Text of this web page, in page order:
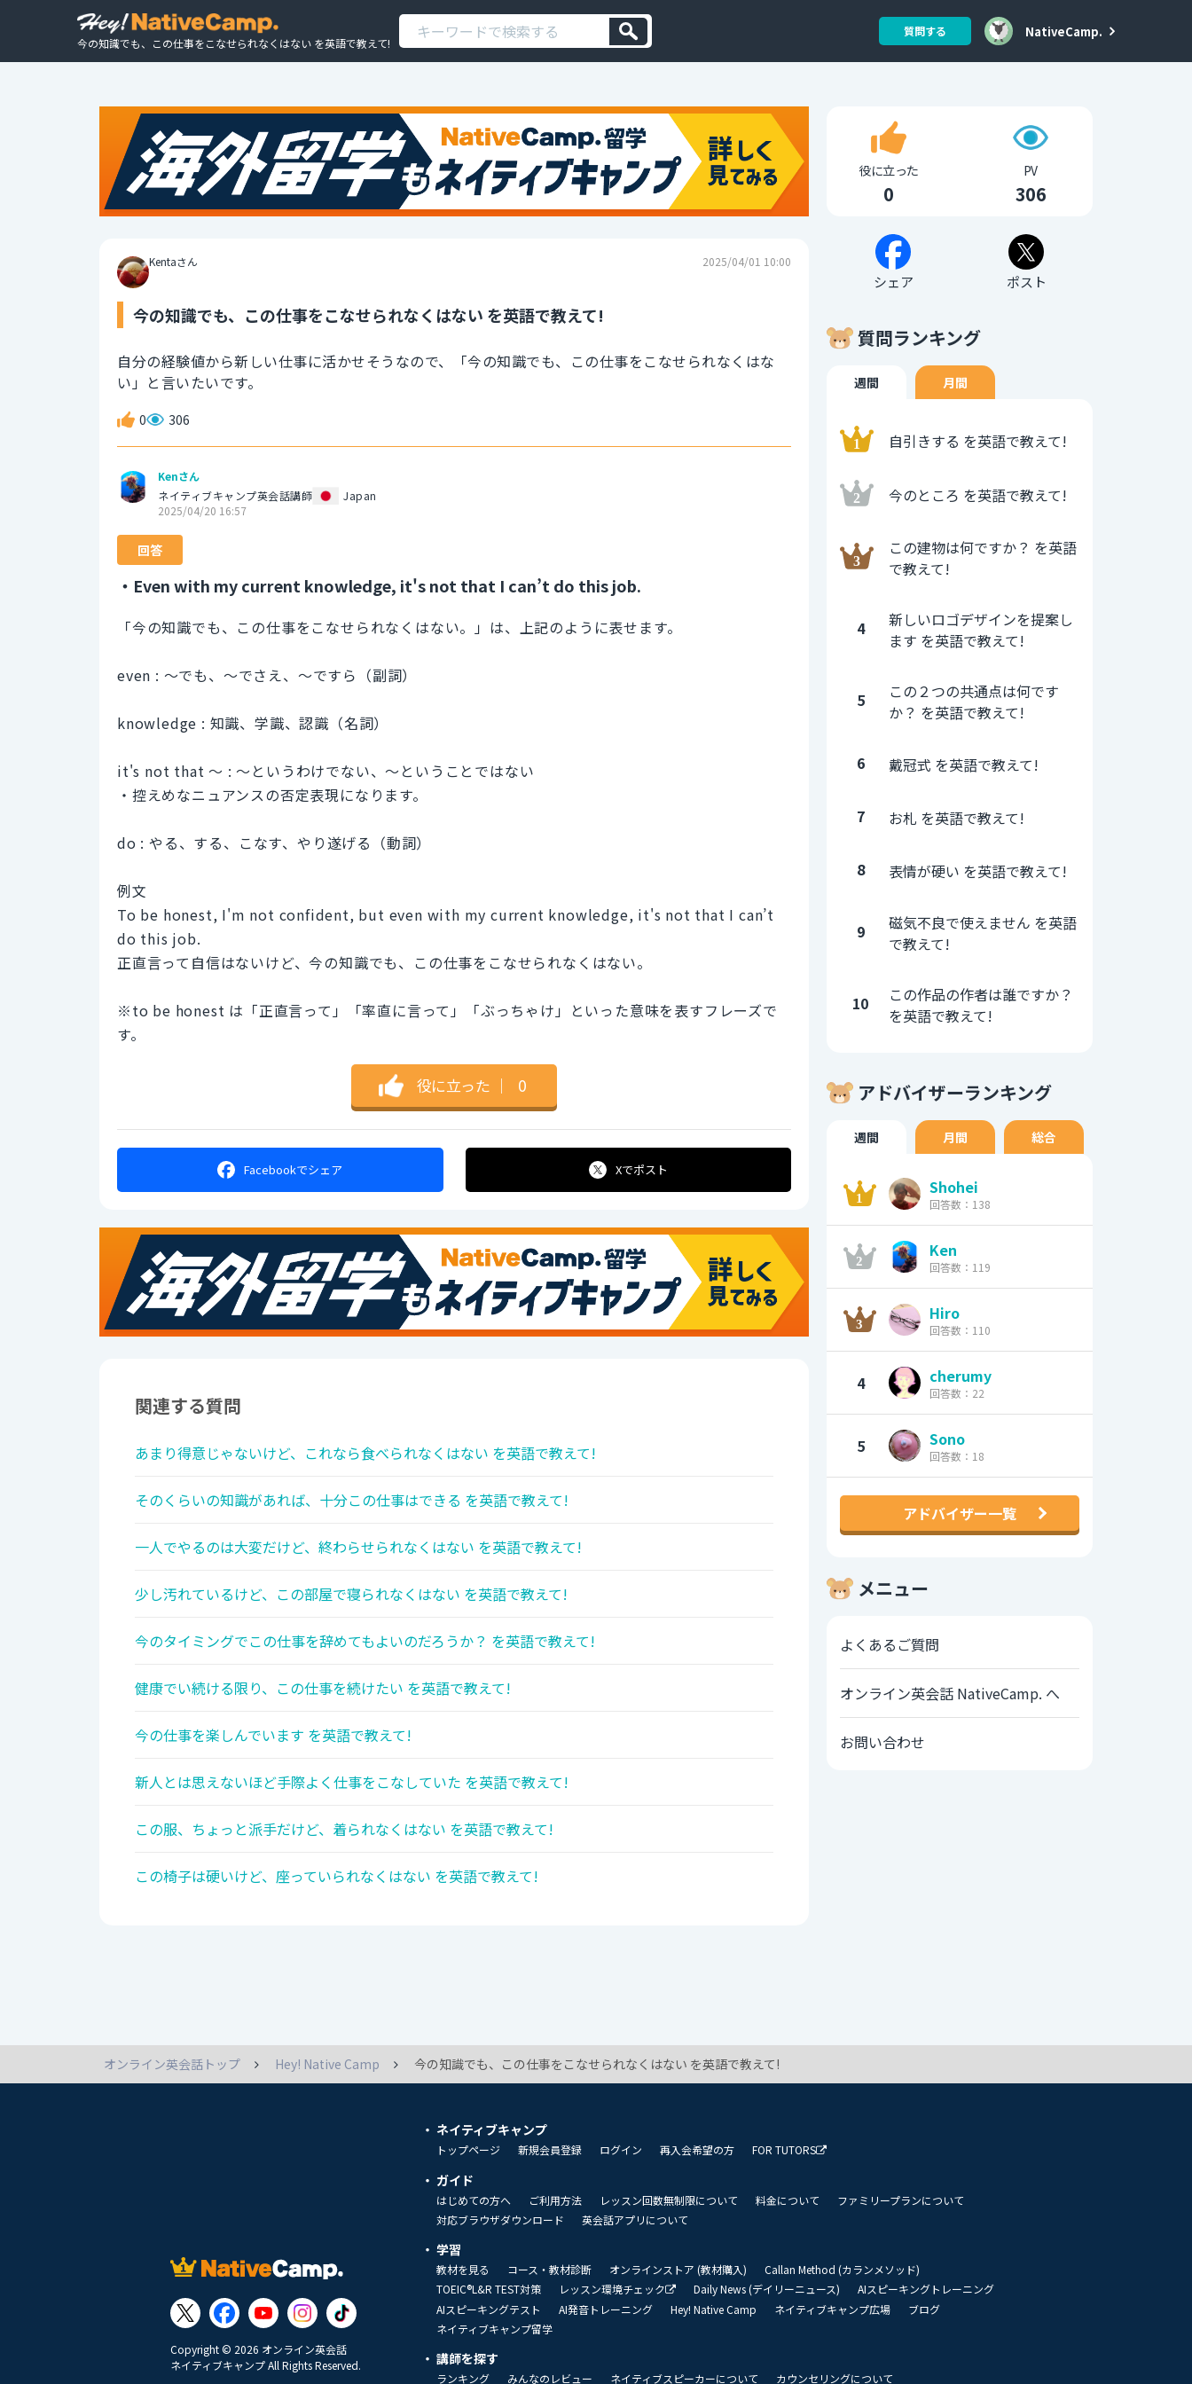
今の知識でも、この仕事をこなせられなくはない を英語で教えて!
質問する NativeCamp.
Kentaさん 2025/04/01 10:00
今の知識でも、この仕事をこなせられなくはない を英語で教えて!
自分の経験値から新しい仕事に活かせそうなので、「今の知識でも、この仕事をこなせられなくはな
い」と言いたいです。
0 306
Kenさん
ネイティブキャンプ英会話講師
Japan
2025/04/20 16:57
回答
・Even with my current knowledge, it's not that I can’t do this job.
「今の知識でも、この仕事をこなせられなくはない。」は、上記のように表せます。
even : 〜でも、〜でさえ、〜ですら（副詞）
knowledge : 知識、学識、認識（名詞）
it's not that 〜 : 〜というわけでない、〜ということではない
・控えめなニュアンスの否定表現になります。
do : やる、する、こなす、やり遂げる（動詞）
例文
To be honest, I'm not confident, but even with my current knowledge, it's not that I can’t
do this job.
正直言って自信はないけど、今の知識でも、この仕事をこなせられなくはない。
※to be honest は「正直言って」「率直に言って」「ぶっちゃけ」といった意味を表すフレーズで
す。
役に立った ｜ 0
Facebookでシェア Xでポスト
関連する質問
あまり得意じゃないけど、これなら食べられなくはない を英語で教えて!
そのくらいの知識があれば、十分この仕事はできる を英語で教えて!
一人でやるのは大変だけど、終わらせられなくはない を英語で教えて!
少し汚れているけど、この部屋で寝られなくはない を英語で教えて!
今のタイミングでこの仕事を辞めてもよいのだろうか？ を英語で教えて!
健康でい続ける限り、この仕事を続けたい を英語で教えて!
今の仕事を楽しんでいます を英語で教えて!
新人とは思えないほど手際よく仕事をこなしていた を英語で教えて!
この服、ちょっと派手だけど、着られなくはない を英語で教えて!
この椅子は硬いけど、座っていられなくはない を英語で教えて!
役に立った
0
PV
306
シェア ポスト
質問ランキング
週間 月間
自引きする を英語で教えて!
今のところ を英語で教えて!
この建物は何ですか？ を英語
で教えて!
4
新しいロゴデザインを提案し
ます を英語で教えて!
5
この２つの共通点は何です
か？ を英語で教えて!
6 戴冠式 を英語で教えて!
7 お札 を英語で教えて!
8 表情が硬い を英語で教えて!
9
磁気不良で使えません を英語
で教えて!
10
この作品の作者は誰ですか？
を英語で教えて!
アドバイザーランキング
週間 月間 総合
Shohei
回答数：138
Ken
回答数：119
Hiro
回答数：110
4 cherumy
回答数：22
5 Sono
回答数：18
アドバイザー一覧
メニュー
よくあるご質問
オンライン英会話 NativeCamp. へ
お問い合わせ
オンライン英会話トップ Hey! Native Camp 今の知識でも、この仕事をこなせられなくはない を英語で教えて!
Copyright © 2026 オンライン英会話
ネイティブキャンプ All Rights Reserved.
ネイティブキャンプ
トップページ 新規会員登録 ログイン 再入会希望の方 FOR TUTORS
ガイド
はじめての方へ ご利用方法 レッスン回数無制限について 料金について
ファミリープランについて
対応ブラウザダウンロード
英会話アプリについて
学習
教材を見る コース・教材診断 オンラインストア (教材購入)
Callan Method (カランメソッド)
TOEIC®L&R TEST対策
レッスン環境チェック Daily News (デイリーニュース)
AIスピーキングトレーニング
AIスピーキングテスト
AI発音トレーニング Hey! Native Camp ネイティブキャンプ広場
ブログ
ネイティブキャンプ留学
講師を探す
ランキング みんなのレビュー ネイティブスピーカーについて カウンセリングについて